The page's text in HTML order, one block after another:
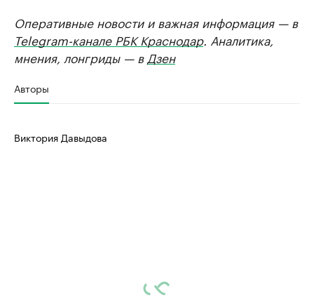
Оперативные новости и важная информация — в
Telegram-канале РБК Краснодар. Аналитика,
мнения, лонгриды — в Дзен
Авторы
Виктория Давыдова